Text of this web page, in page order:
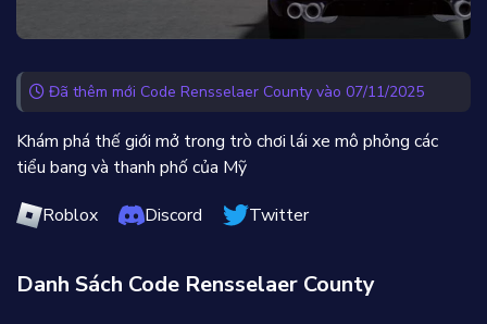
Đã thêm mới Code Rensselaer County vào 07/11/2025
Khám phá thế giới mở trong trò chơi lái xe mô phỏng các
tiểu bang và thanh phố của Mỹ
Roblox
Discord Twitter
Danh Sách Code Rensselaer County